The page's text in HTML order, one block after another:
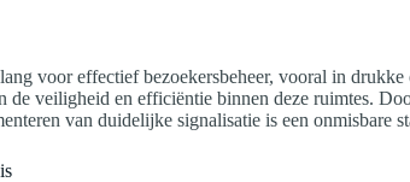
voor effectief bezoekersbeheer, vooral in
de veiligheid en efficiëntie binnen deze ruimtes.
van duidelijke signalisatie is een onmisbare